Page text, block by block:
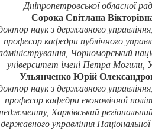
Дніпропетровської обласної
Сорока Світлана
наук з державного
професор кафедри публічного
Чорноморський
університет імені Петра Могили,
Ульянченко Юрій
наук з державного
професор кафедри економічної
Харківський
державного управління Національної